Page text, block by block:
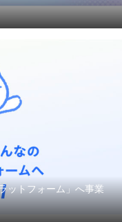
ットフォーム」へ事業